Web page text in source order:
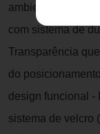
ambientes
com sistema de
Transparência
do
design funcional -
sistema de velcro